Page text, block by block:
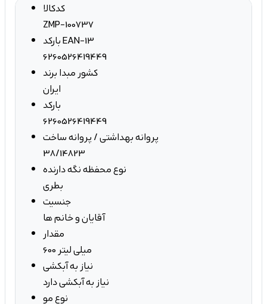
کدکالا
ZMP-100737
بارکد EAN-13
6260526419449
کشور مبدا برند
ایران
بارکد
6260526419449
پروانه بهداشتی / پروانه ساخت
38/14823
نوع محفظه نگه دارنده
بطری
جنسیت
آقایان و خانم ها
مقدار
600 میلی لیتر
نیاز به آبکشی
نیاز به آبکشی دارد
نوع مو